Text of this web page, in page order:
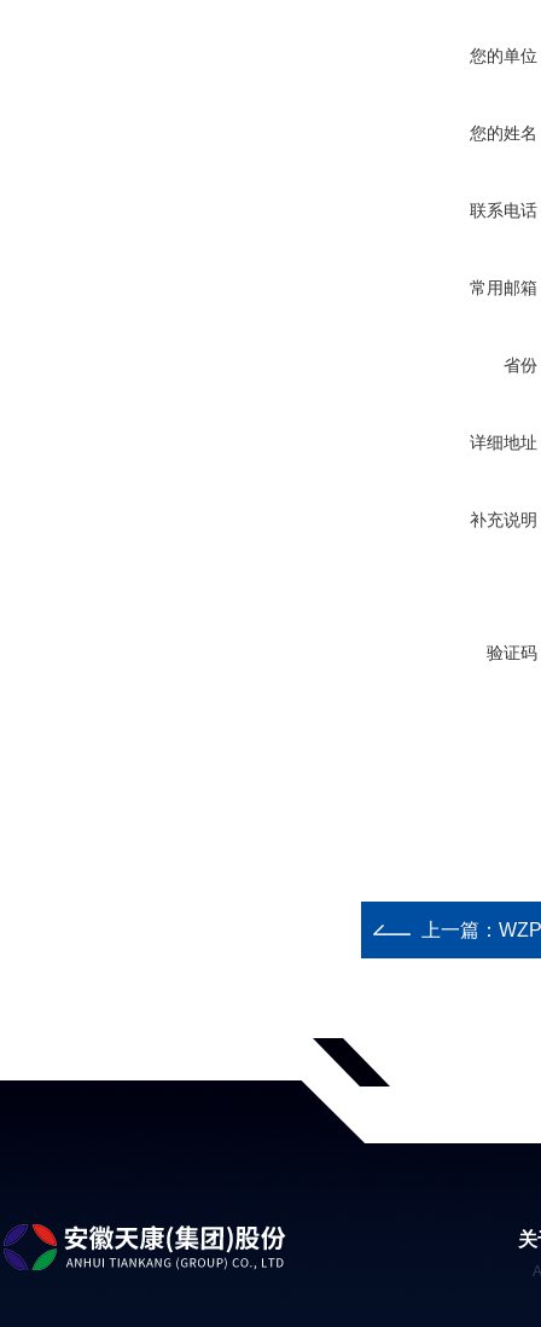
您的单位
您的姓名
联系电话
常用邮箱
省份
详细地址
补充说明
验证码
上一篇：